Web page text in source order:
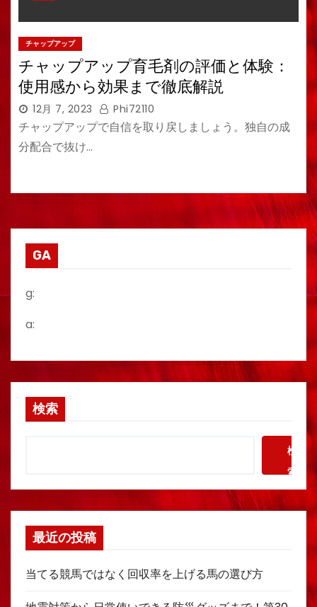
チャップアップ
チャップアップ育毛剤の評価と体験：
使用感から効果まで徹底解説
12月 7, 2023 Phi72110
チャップアップで自信を取り戻しましょう。独自の成
分配合で抜け…
GA
g:
a:
検索
検
索
最近の投稿
当てる競馬ではなく回収率を上げる馬の選び方